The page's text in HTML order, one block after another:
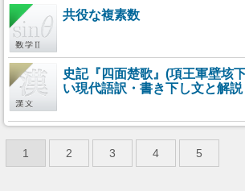
共役な複素数
史記『四面楚歌』(項王軍壁垓
い現代語訳・書き下し文と解説
1 2 3 4 5